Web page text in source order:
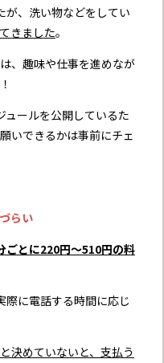
が、洗い物などをしてい
きました。
、趣味や仕事を進めなが
ュールを公開しているた
いできるかは事前にチェ
らい
ごとに220円～510円の料
際に電話する時間に応じ
決めていないと、支払う